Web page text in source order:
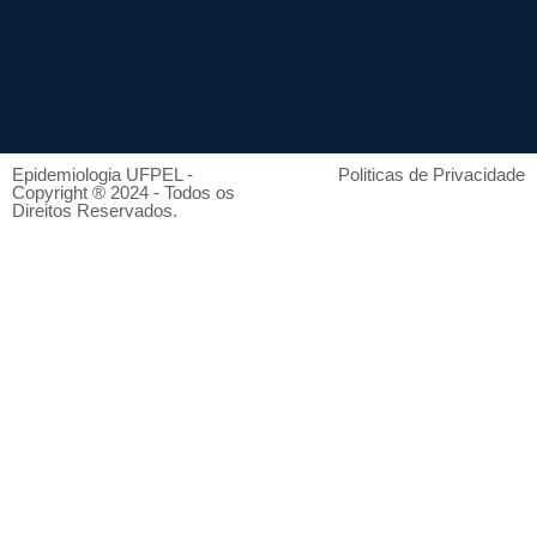
Epidemiologia UFPEL -
Copyright ® 2024 - Todos os
Direitos Reservados.
Politicas de Privacidade